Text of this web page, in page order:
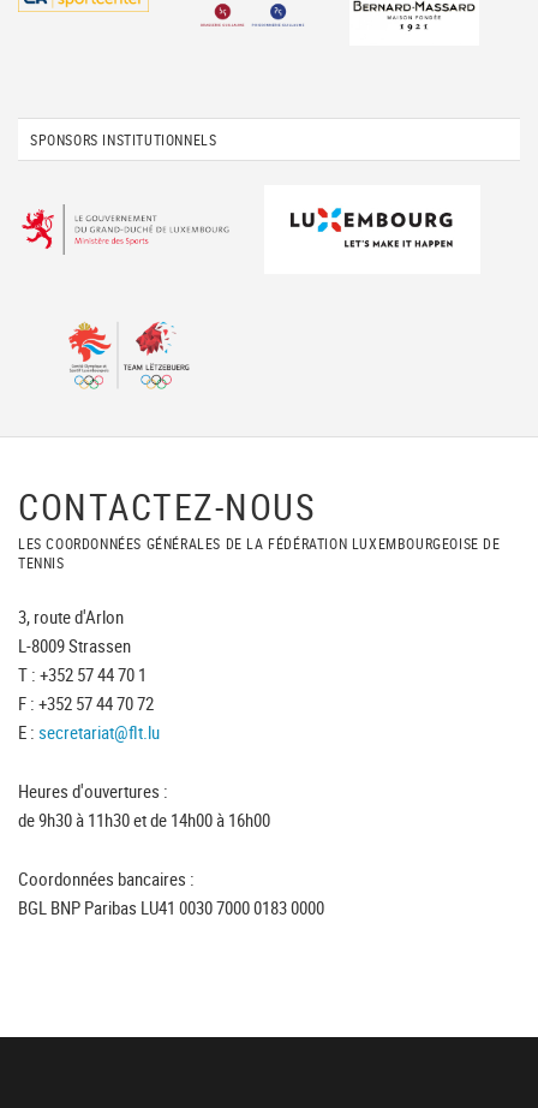
SPONSORS INSTITUTIONNELS
CONTACTEZ-NOUS
LES COORDONNÉES GÉNÉRALES DE LA FÉDÉRATION LUXEMBOURGEOISE DE
TENNIS
3, route d'Arlon
L-8009 Strassen
T : +352 57 44 70 1
F : +352 57 44 70 72
E : secretariat@flt.lu
Heures d'ouvertures :
de 9h30 à 11h30 et de 14h00 à 16h00
Coordonnées bancaires :
BGL BNP Paribas LU41 0030 7000 0183 0000